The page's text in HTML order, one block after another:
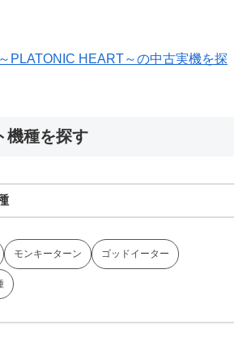
PLATONIC HEART～の中古実機を探
機種を探す
モンキーターン ゴッドイーター